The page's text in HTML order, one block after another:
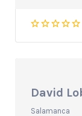
David
Salamanca